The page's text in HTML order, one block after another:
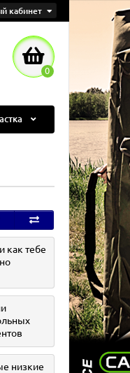
кабинет
0
как тебе
низкие